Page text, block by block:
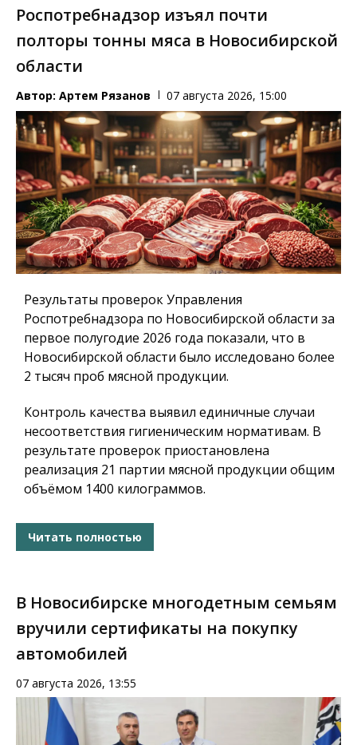
Роспотребнадзор изъял почти
полторы тонны мяса в Новосибирской
области
Автор: Артем Рязанов 07 августа 2026, 15:00
Результаты проверок Управления
Роспотребнадзора по Новосибирской области за
первое полугодие 2026 года показали, что в
Новосибирской области было исследовано более
2 тысяч проб мясной продукции.
Контроль качества выявил единичные случаи
несоответствия гигиеническим нормативам. В
результате проверок приостановлена
реализация 21 партии мясной продукции общим
объёмом 1400 килограммов.
Читать полностью
В Новосибирске многодетным семьям
вручили сертификаты на покупку
автомобилей
07 августа 2026, 13:55